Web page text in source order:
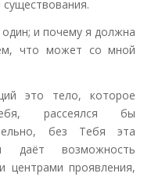
и почему я должна
что может со мной
это тело, которое
рассеялся бы
без Тебя эта
даёт возможность
центрами проявления,